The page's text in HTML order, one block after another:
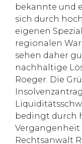
bekannte und
sich durch
eigenen
regionalen
sehen daher
nachhaltige
Roeger. Die
bedingt durch
Rechtsanwalt